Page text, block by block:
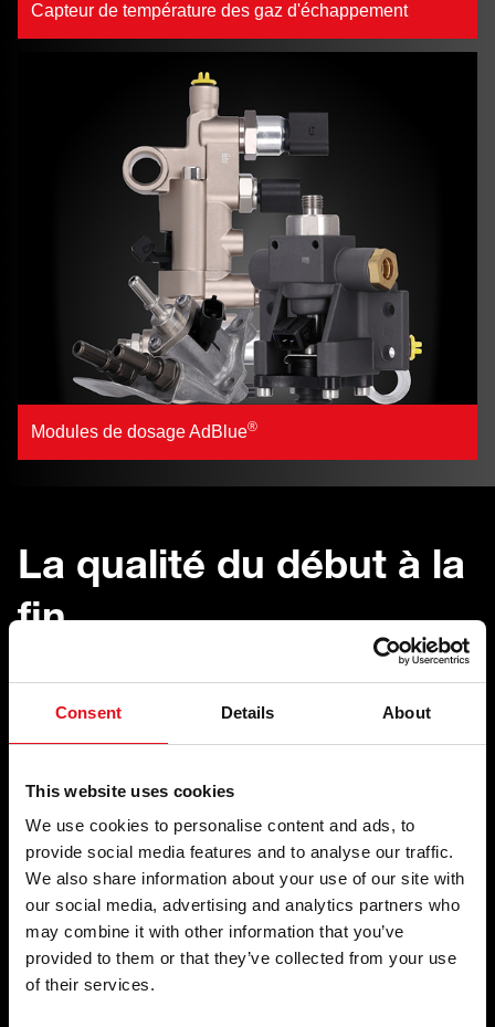
Consent Details About
This website uses cookies
We use cookies to personalise content and ads, to
provide social media features and to analyse our traffic.
We also share information about your use of our site with
our social media, advertising and analytics partners who
may combine it with other information that you’ve
provided to them or that they’ve collected from your use
of their services.
Capteur de température des gaz d'échappement
Modules de dosage AdBlue®
La qualité du début à la
fin